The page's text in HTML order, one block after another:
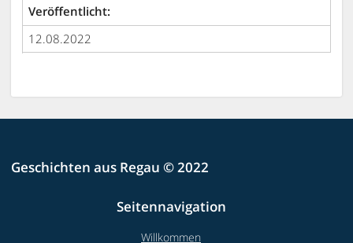
Veröffentlicht:
12.08.2022
Geschichten aus Regau © 2022
Seitennavigation
Willkommen